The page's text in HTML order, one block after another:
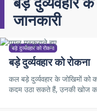
जानकारी
बड़े दुर्व्यवहार को रोकना
बड़े दुर्व्यवहार को रोकना
कल बड़े दुर्व्यवहार के जोखिमों
कदम उठा सकते हैं, उनकी खोज